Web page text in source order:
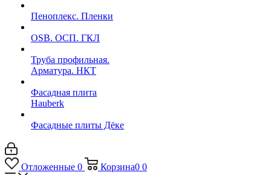
Пеноплекс. Пленки
OSB. ОСП. ГКЛ
Труба профильная.
Арматура. НКТ
Фасадная плита
Hauberk
Фасадные плиты Дёке
Отложенные 0 Корзина0 0